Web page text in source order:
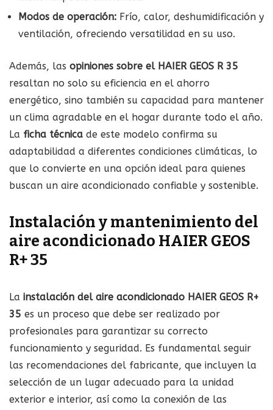
Modos de operación: Frío, calor, deshumidificación y
ventilación, ofreciendo versatilidad en su uso.
Además, las opiniones sobre el HAIER GEOS R 35
resaltan no solo su eficiencia en el ahorro
energético, sino también su capacidad para mantener
un clima agradable en el hogar durante todo el año.
La ficha técnica de este modelo confirma su
adaptabilidad a diferentes condiciones climáticas, lo
que lo convierte en una opción ideal para quienes
buscan un aire acondicionado confiable y sostenible.
Instalación y mantenimiento del
aire acondicionado HAIER GEOS
R+ 35
La instalación del aire acondicionado HAIER GEOS R+
35 es un proceso que debe ser realizado por
profesionales para garantizar su correcto
funcionamiento y seguridad. Es fundamental seguir
las recomendaciones del fabricante, que incluyen la
selección de un lugar adecuado para la unidad
exterior e interior, así como la conexión de las